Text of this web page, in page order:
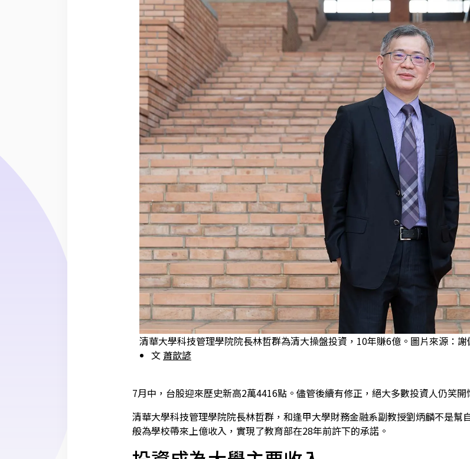
清華大學科技管理學院院長林哲群為清大操盤投資，10年賺6億。圖片來源：謝
文 蕭歆諺
7月中，台股迎來歷史新高2萬4416點。儘管後續有修正，絕大多數投資人仍笑
清華大學科技管理學院院長林哲群，和逢甲大學財務金融系副教授劉炳麟不是
般為學校帶來上億收入，實現了教育部在28年前許下的承諾。